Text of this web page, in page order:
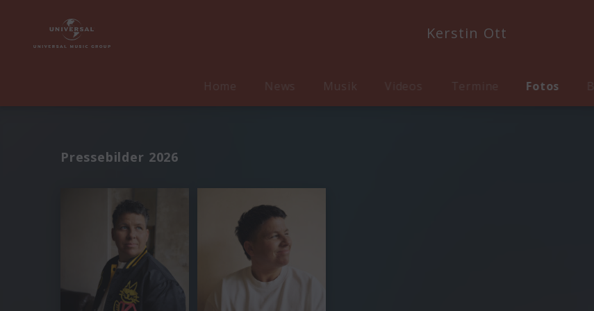
Kerstin Ott
Home News Musik Videos Termine Fotos
Pressebilder 2026